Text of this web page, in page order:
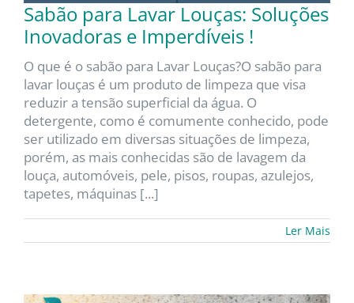
Sabão para Lavar Louças: Soluções
Inovadoras e Imperdíveis !
O que é o sabão para Lavar Louças?O sabão para
lavar louças é um produto de limpeza que visa
reduzir a tensão superficial da água. O
detergente, como é comumente conhecido, pode
ser utilizado em diversas situações de limpeza,
porém, as mais conhecidas são de lavagem da
louça, automóveis, pele, pisos, roupas, azulejos,
tapetes, máquinas [...]
Ler Mais